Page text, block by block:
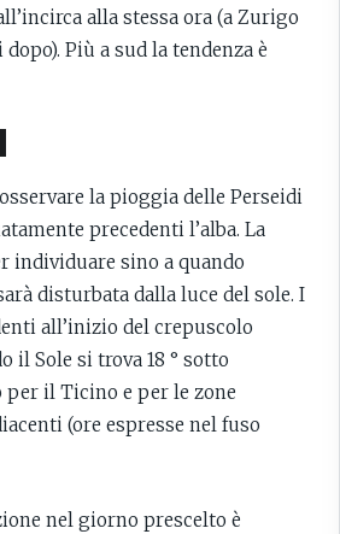
alla stessa ora (a Zurigo
Più a sud la tendenza è
la pioggia delle Perseidi
precedenti l’alba. La
individuare sino a quando
disturbata dalla luce del sole. I
all’inizio del crepuscolo
il Sole si trova 18 ° sotto
per il Ticino e per le zone
(ore espresse nel fuso
nel giorno prescelto è